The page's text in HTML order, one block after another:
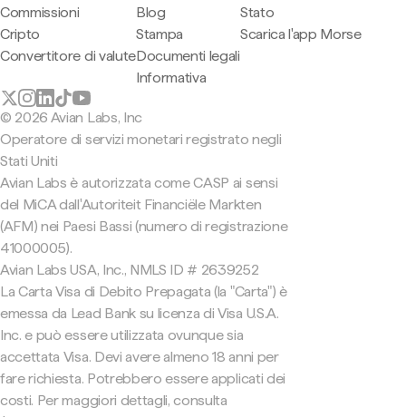
Commissioni
Cripto
Convertitore di valute
Blog
Stampa
Documenti legali
Informativa
Stato
Scarica l'app Morse
© 2026 Avian Labs, Inc
Operatore di servizi monetari registrato negli
Stati Uniti
Avian Labs è autorizzata come CASP ai sensi
del MiCA dall'Autoriteit Financiële Markten
(AFM) nei Paesi Bassi (numero di registrazione
41000005).
Avian Labs USA, Inc., NMLS ID # 2639252
La Carta Visa di Debito Prepagata (la "Carta") è
emessa da Lead Bank su licenza di Visa U.S.A.
Inc. e può essere utilizzata ovunque sia
accettata Visa. Devi avere almeno 18 anni per
fare richiesta. Potrebbero essere applicati dei
costi. Per maggiori dettagli, consulta